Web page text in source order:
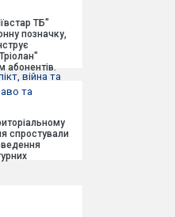
ТБ"
позначку,
абонентів.
війна та
та
спростували